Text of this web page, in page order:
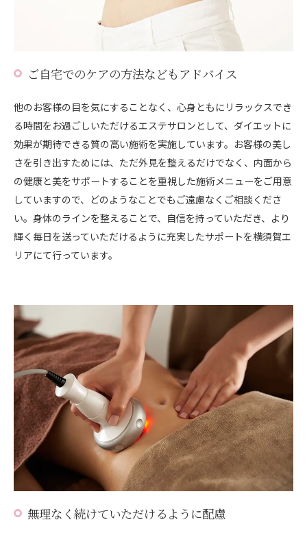
ご自宅でのケアの方法などもアドバイス
他のお客様の目を気にすることなく、心身ともにリラックスでき
る時間をお過ごしいただけるエステサロンとして、ダイエットに
効果が期待できる質の高い施術を実施しています。お客様の美し
さを引き出すためには、ただ外見を整えるだけでなく、内面から
の健康と美をサポートすることを重視した施術メニューをご用意
していますので、どのようなことでもご遠慮なくご相談くださ
い。身体のラインを整えることで、自信を持っていただき、より
輝く毎日を送っていただけるように充実したサポートを横須賀エ
リアにて行っています。
無理なく続けていただけるように配慮